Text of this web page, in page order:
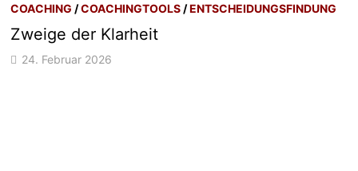
COACHING /COACHINGTOOLS /ENTSCHEIDUNGSFINDUNG
Zweige der Klarheit
24. Februar 2026